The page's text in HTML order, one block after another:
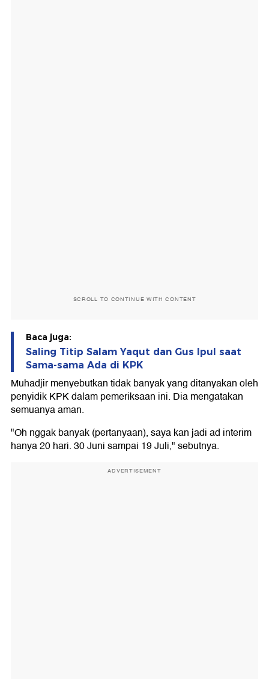
SCROLL TO CONTINUE WITH CONTENT
Baca juga:
Saling Titip Salam Yaqut dan Gus Ipul saat
Sama-sama Ada di KPK
Muhadjir menyebutkan tidak banyak yang ditanyakan oleh
penyidik KPK dalam pemeriksaan ini. Dia mengatakan
semuanya aman.
"Oh nggak banyak (pertanyaan), saya kan jadi ad interim
hanya 20 hari. 30 Juni sampai 19 Juli," sebutnya.
ADVERTISEMENT